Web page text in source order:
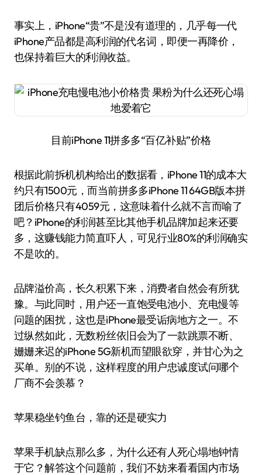
事实上，iPhone“贵”不是没有道理的，几乎每一代
iPhone产品都是高利润的代名词，即便一再降价，
也保持着巨大的利润收益。
目前iPhone 11拼多多“百亿补贴”价格
根据此前拆机机构给出的数据看，iPhone 11的成本大
约只有1500元，而当前拼多多iPhone 11 64GB版本拼
团后价格只有4059元，这意味着什么就不言而喻了
吧？iPhone的利润甚至比其他手机品牌加起来还要
多，这赚钱能力简直吓人，可见行业80%的利润确实
不是吹的。
品牌溢价高，长久积累下来，消费者自然会有所犹
豫。与此同时，用户还一直饱受电池小、充电慢等
问题的困扰，这也是iPhone最受诟病地方之一。不
过纵然如此，无数粉丝依旧会为了一款跳票不断、
姗姗来迟的iPhone 5G新机而望眼欲穿，并甘心为之
买单。别的不说，这样程度的用户忠诚度试问哪个
厂商不会羡慕？
苹果稳坐钓鱼台，靠的还是硬实力
苹果手机缺点那么多，为什么还有人死心塌地钟情
于它？解答这个问题前，我们不妨来看看国内市场